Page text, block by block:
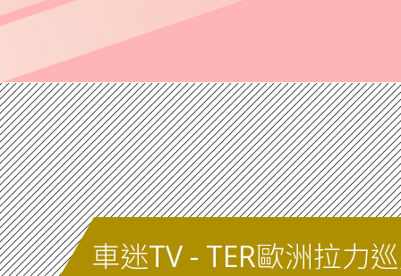
車迷TV - TER歐洲拉力